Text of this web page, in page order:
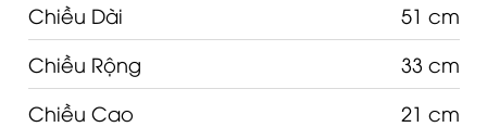
Chiều Dài
51 cm
Chiều Rộng
33 cm
Chiều Cao
21 cm